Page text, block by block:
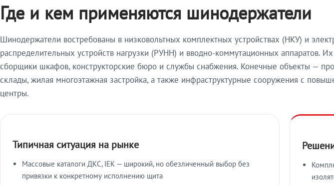
Где и кем применяются шинодержатели
Шинодержатели востребованы в низковольтных комплектных устройствах (НКУ) и
распределительных устройств нагрузки (РУНН) и вводно-коммутационных аппаратов.
сборщики шкафов, конструкторские бюро и службы снабжения. Конечные объекты —
склады, жилая многоэтажная застройка, а также инфраструктурные сооружения с
центры.
Типичная ситуация на рынке
Массовые каталоги ДКС, IEK — широкий, но обезличенный выбор без
привязки к конкретному исполнению щита